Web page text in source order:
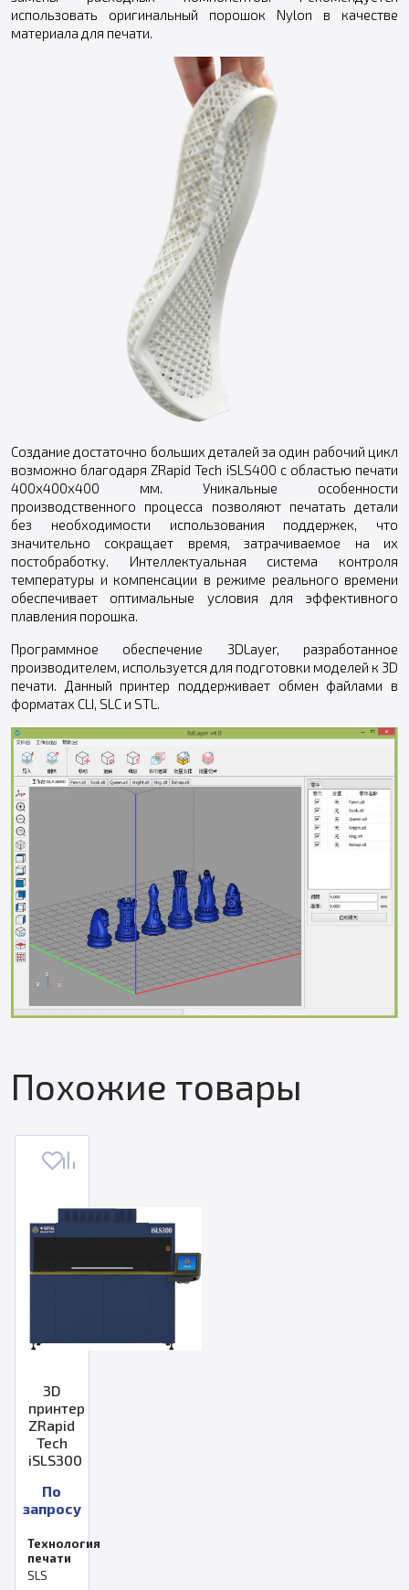
использовать оригинальный порошок Nylon в качестве
материала для печати.
Создание достаточно больших деталей за один рабочий цикл
возможно благодаря ZRapid Tech iSLS400 с областью печати
400х400х400 мм. Уникальные особенности
производственного процесса позволяют печатать детали
без необходимости использования поддержек, что
значительно сокращает время, затрачиваемое на их
постобработку. Интеллектуальная система контроля
температуры и компенсации в режиме реального времени
обеспечивает оптимальные условия для эффективного
плавления порошка.
Программное обеспечение 3DLayer, разработанное
производителем, используется для подготовки моделей к 3D
печати. Данный принтер поддерживает обмен файлами в
форматах CLI, SLC и STL.
Похожие товары
3D
принтер
ZRapid
Tech
iSLS300
По
запросу
Технология
печати
SLS